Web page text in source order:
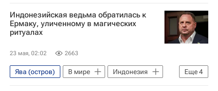
Индонезийская ведьма обратилась к
Ермаку, уличенному в магических
ритуалах
23 мая, 02:02 2663
Еще4
Ява (остров) В мире
Индонезия
Бали
Андрей Ермак